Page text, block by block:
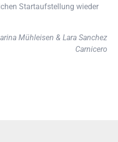
Start­auf­stel­lung wie­der
Mühl­ei­sen & Lara San­chez
Carnicero